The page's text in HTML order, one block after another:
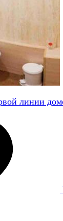
линии